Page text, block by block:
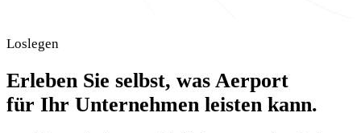
Loslegen
Erleben Sie selbst, was Aerport
für Ihr Unternehmen leisten kann.